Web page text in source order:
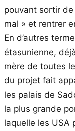
pouvant sortir
mal » et rentrer
En d’autres
étasunienne,
mère de toutes
du projet fait
les palais de
la plus grande
laquelle les USA